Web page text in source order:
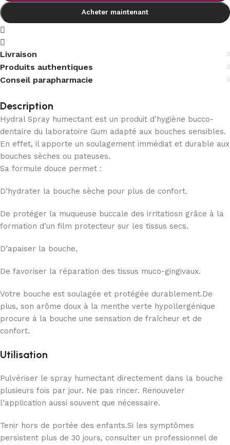
Acheter maintenant
Livraison
Produits authentiques
Conseil parapharmacie
Description
Hydral Spray humectant est un produit d’hygiène bucco-
dentaire du laboratoire Gum adapté aux bouches sensibles.
En effet, il apporte un soulagement immédiat et durable aux
bouches sèches ou pateuses.
Sa formule douce permet :
D’hydrater la bouche sèche pour plus de confort.
De protéger la muqueuse buccale des irritatiosn grâce à la
formation d’un film protecteur sur les tissus secs.
D’apaiser la bouche.
De favoriser la réparation des tissus muco-gingivaux.
Votre bouche est soulagée et protégée durablement.De
plus, son arôme doux à la menthe verte hypollergénique
procure à la bouche une sensation de fraîcheur et de
confort.
Utilisation
Pulvériser le spray humectant directement dans la bouche
plusieurs fois par jour. Ne pas rincer. Renouveler
l’application aussi souvent que nécessaire.
Tenir hors de portée des enfants.Si les symptômes
persistent plus de 30 jours, consulter un professionnel de